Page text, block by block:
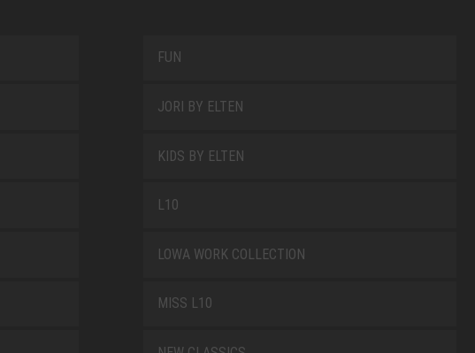
FUN
JORI BY ELTEN
KIDS BY ELTEN
L10
LOWA WORK COLLECTION
MISS L10